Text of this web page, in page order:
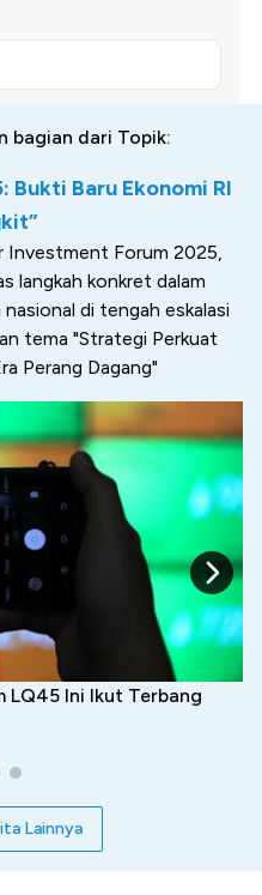
bagian dari Topik:
Bukti Baru Ekonomi RI
Investment Forum 2025,
langkah konkret dalam
di tengah eskalasi
tema "Strategi Perkuat
Perang Dagang"
LQ45 Ini Ikut Terbang
Lainnya